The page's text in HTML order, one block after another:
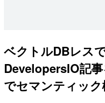
ベクトルDBレス
DevelopersIO記
でセマンティッ